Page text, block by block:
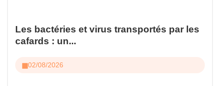
Les bactéries et virus transportés par les
cafards : un...
02/08/2026